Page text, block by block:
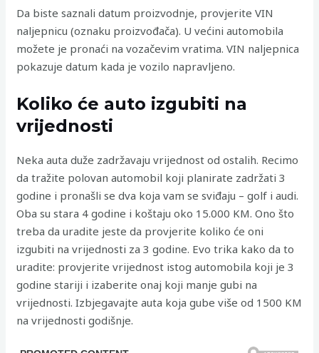
Da biste saznali datum proizvodnje, provjerite VIN
naljepnicu (oznaku proizvođača). U većini automobila
možete je pronaći na vozačevim vratima. VIN naljepnica
pokazuje datum kada je vozilo napravljeno.
Koliko će auto izgubiti na
vrijednosti
Neka auta duže zadržavaju vrijednost od ostalih. Recimo
da tražite polovan automobil koji planirate zadržati 3
godine i pronašli se dva koja vam se sviđaju – golf i audi.
Oba su stara 4 godine i koštaju oko 15.000 KM. Ono što
treba da uradite jeste da provjerite koliko će oni
izgubiti na vrijednosti za 3 godine. Evo trika kako da to
uradite: provjerite vrijednost istog automobila koji je 3
godine stariji i izaberite onaj koji manje gubi na
vrijednosti. Izbjegavajte auta koja gube više od 1500 KM
na vrijednosti godišnje.